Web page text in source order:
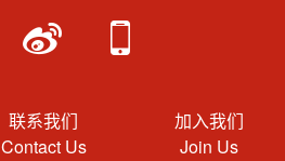
联系我们
Contact Us
加入我们
Join Us